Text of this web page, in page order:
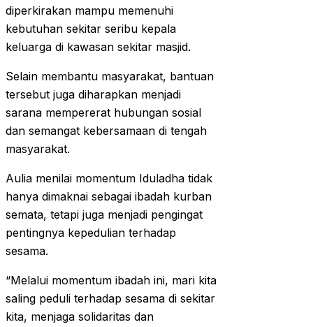
diperkirakan mampu memenuhi
kebutuhan sekitar seribu kepala
keluarga di kawasan sekitar masjid.
Selain membantu masyarakat, bantuan
tersebut juga diharapkan menjadi
sarana mempererat hubungan sosial
dan semangat kebersamaan di tengah
masyarakat.
Aulia menilai momentum Iduladha tidak
hanya dimaknai sebagai ibadah kurban
semata, tetapi juga menjadi pengingat
pentingnya kepedulian terhadap
sesama.
“Melalui momentum ibadah ini, mari kita
saling peduli terhadap sesama di sekitar
kita, menjaga solidaritas dan